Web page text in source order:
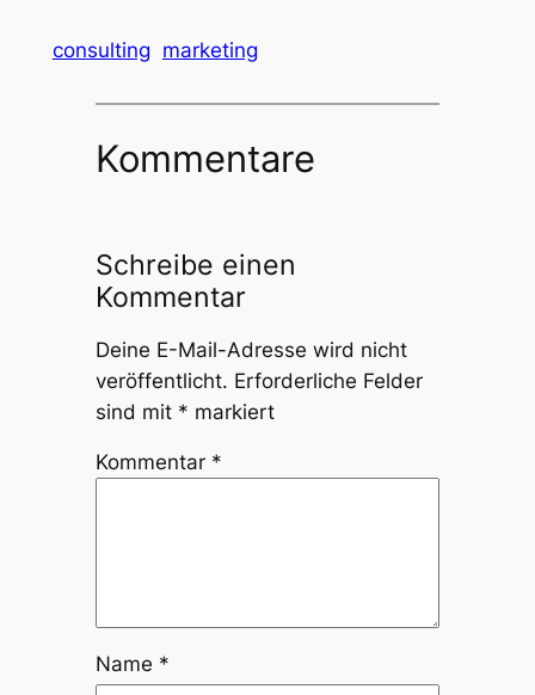
consulting marketing
Kommentare
Schreibe einen
Kommentar
Deine E-Mail-Adresse wird nicht
veröffentlicht. Erforderliche Felder
sind mit * markiert
Kommentar *
Name *